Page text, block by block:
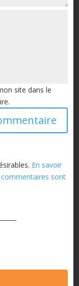
site dans le
En savoir
sont